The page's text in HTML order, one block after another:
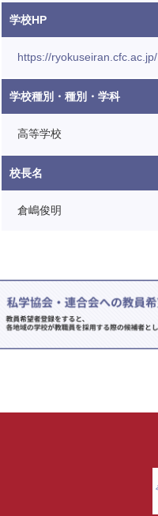
学校HP
https://ryokuseiran.cfc.ac.jp/
学校種別・種別・学科
高等学校
校長名
倉嶋俊明